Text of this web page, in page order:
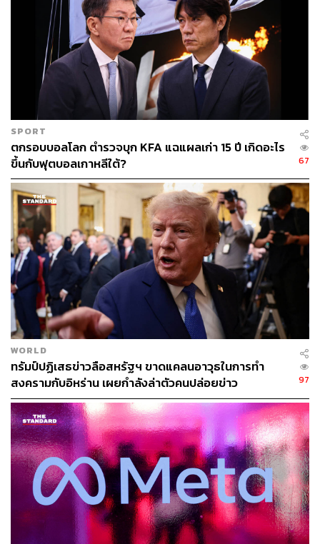
บริเวณด้านหน้าอาคาร Capitol ส่งผลให้มีผู้เสียชีวิต
อย่างน้อย 4 คน ในจำนวนนี้เป็นผู้หญิง 1 คน ภายหลัง
พบว่าผู้หญิงคนนี้เป็น ‘ทหารผ่านศึก’
ผู้บัญชาการตำรวจกรุงวอชิงตัน ดี.ซี. ชี้แจงว่า “นี่เป็น
โศกนาฏกรรม และเราขอแสดงความเสียใจต่อการสูญ
เสียนี้” ขณะที่มีเจ้าหน้าที่หลายคนได้รับบาดเจ็บจากการ
ปะทะกับผู้ก่อจลาจล
ส่วนปฏิบัติการยึดคืนอาคาร U.S. Capitol นั้น ทางการ
ได้ระดมกำลังเจ้าหน้าที่หลายร้อยนายตระเวนเคลียร์
กลุ่มผู้ประท้วงภายในตัวอาคาร ส่วนด้านนอก ตำรวจ
ใช้ระเบิดควันและแก๊สน้ำตาเพื่อสลายการชุมนุมใน
แต่ละด้านของอาคาร ท้ายสุด ตำรวจตั้งแถวยาวกันผู้
ประท้วงให้ถอยออกไปจากบริเวณอาคารรัฐสภาได้
สำเร็จ
ห้องทำงานของ แนนซี เพโลซี ประธานสภาผู้แทน
ราษฎรได้รับความเสียหาย โดยก่อนหน้านี้มีภาพของผู้
ประท้วงรายหนึ่งที่เข้าไปในนั่งในห้องทำงานของเธอ
และมีการเขียนข้อความฝากไว้ว่า “เราจะไม่ล่าถอย”
นอกจากห้องทำงานของเพโลซีแล้ว สำนักงานของ ส.ว.
และห้องประชุมก็ถูกรื้อค้นด้วยเช่นกัน
สมาคมประวัติศาสตร์อาคาร U.S. Capitol Historical
Society ระบุว่า การจลาจลนี้ถือเป็นครั้งแรกใน
แต่กองทัพอังกฤษบุกโจมตีกรุงวอชิงตัน ดี.ซี. และเผา
อาคาร Capitol ในช่วงสงครามเดือนสิงหาคม 1814
CNN ตั้งข้อสังเกตว่า ตำรวจที่เข้าควบคุมฝูงชนมี
จำนวนน้อยกว่ากำลังตำรวจที่เข้ารับมือเหตุชุมนุม
Black Lives Matter หรือการประท้วงเรียกร้องความเท่า
เทียมของคนผิวดำ ที่ปะทุขึ้นทั่วสหรัฐฯ อันมีชนวนมา
จากเหตุการณ์ที่ตำรวจเมืองมินนีแอโปลิส รัฐมินนิโซตา
ใช้กำลังเข้าจับกุมจนนำไปสู่การเสียชีวิตของ จอร์จ ฟ
SPORT
ตกรอบบอลโลก ตำรวจบุก KFA แฉแผลเก่า 15 ปี เกิดอะไร
ขึ้นกับฟุตบอลเกาหลีใต้?
67
WORLD
ทรัมป์ปฏิเสธข่าวลือสหรัฐฯ ขาดแคลนอาวุธในการทำ
สงครามกับอิหร่าน เผยกำลังล่าตัวคนปล่อยข่าว
97